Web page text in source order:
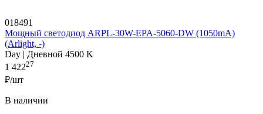
018491
Мощный светодиод ARPL-30W-EPA-5060-DW (1050mA)
(Arlight, -)
Day | Дневной 4500 K
1 42227
₽/шт
В наличии